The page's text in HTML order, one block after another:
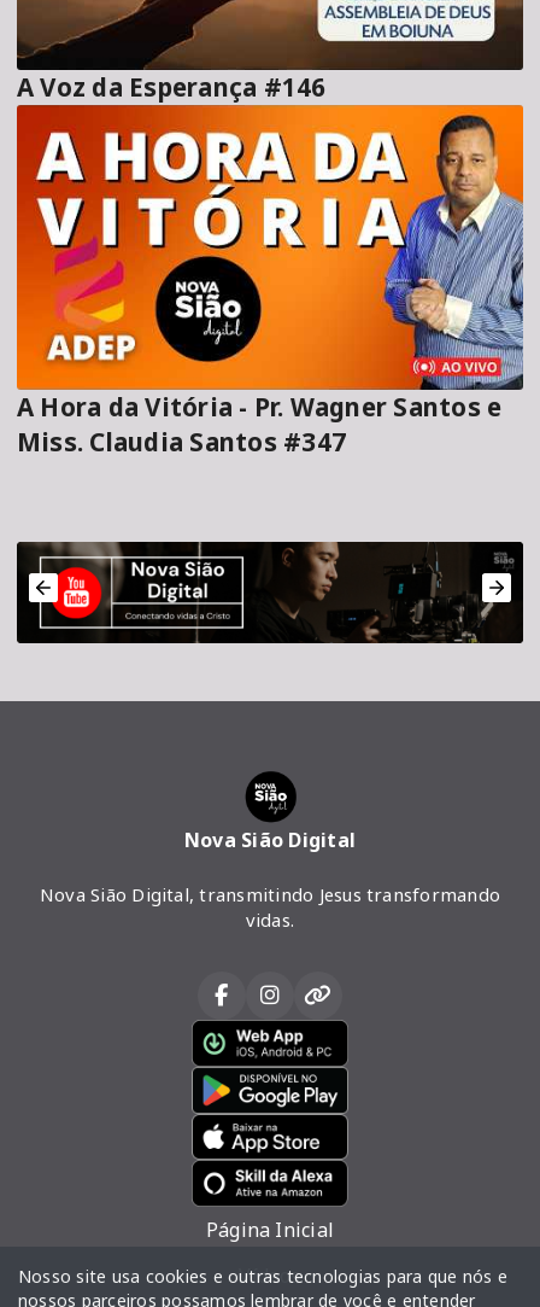
A Voz da Esperança #146
A Hora da Vitória - Pr. Wagner Santos e
Miss. Claudia Santos #347
Nova Sião Digital
Nova Sião Digital, transmitindo Jesus transformando
vidas.
Página Inicial
Vídeos
Nosso site usa cookies e outras tecnologias para que nós e
nossos parceiros possamos lembrar de você e entender